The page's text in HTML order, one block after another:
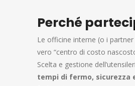
Perché
Le officine interne (o i
vero “centro di costo
Scelta e gestione
tempi di fermo, sicurezza